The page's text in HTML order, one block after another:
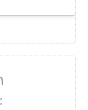
nickelfrei,
a...